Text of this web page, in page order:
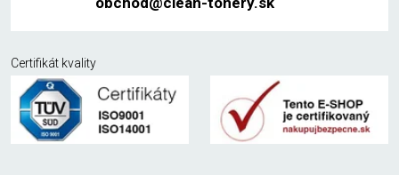
Certifikát kvality